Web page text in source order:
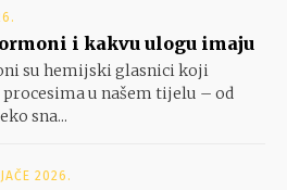
i kakvu ulogu imaju
su hemijski glasnici koji
u našem tijelu – od
sna...
2026.